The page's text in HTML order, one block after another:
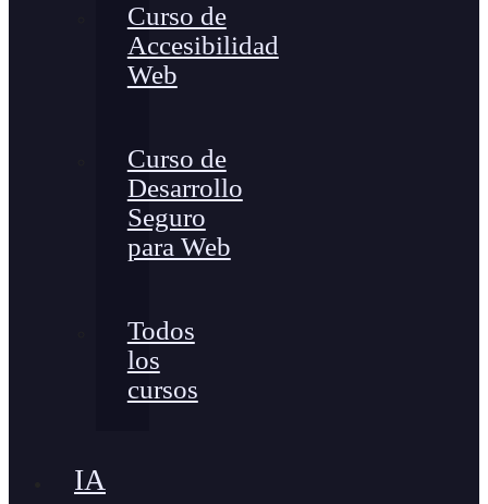
Curso de
Accesibilidad
Web
Curso de
Desarrollo
Seguro
para Web
Todos
los
cursos
IA